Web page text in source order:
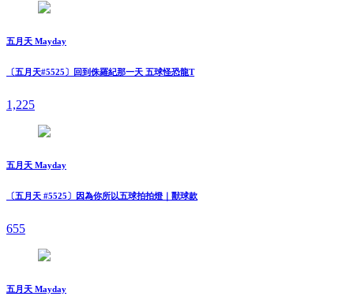
五月天 Mayday
〔五月天#5525〕回到侏羅紀那一天 五球怪恐龍T
1,225
五月天 Mayday
〔五月天 #5525〕因為你所以五球拍拍燈｜獸球款
655
五月天 Mayday